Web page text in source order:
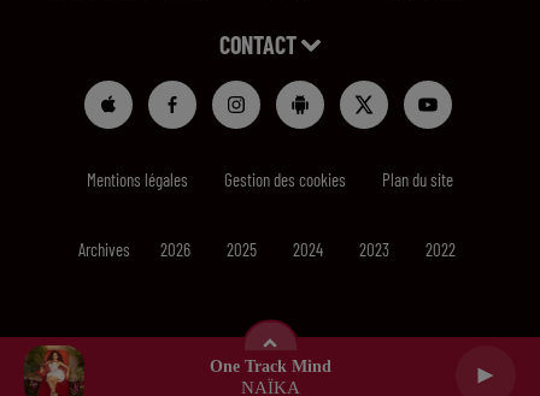
One Track Mind
NAÏKA
CONTACT
Mentions légales Gestion des cookies Plan du site
Archives 2026 2025 2024 2023 2022